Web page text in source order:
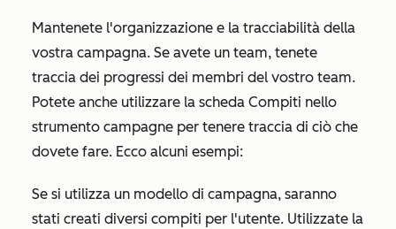
Mantenete l'organizzazione e la tracciabilità della
vostra campagna. Se avete un team, tenete
traccia dei progressi dei membri del vostro team.
Potete anche utilizzare la scheda Compiti nello
strumento campagne per tenere traccia di ciò che
dovete fare. Ecco alcuni esempi:
Se si utilizza un modello di campagna, saranno
stati creati diversi compiti per l'utente. Utilizzate la